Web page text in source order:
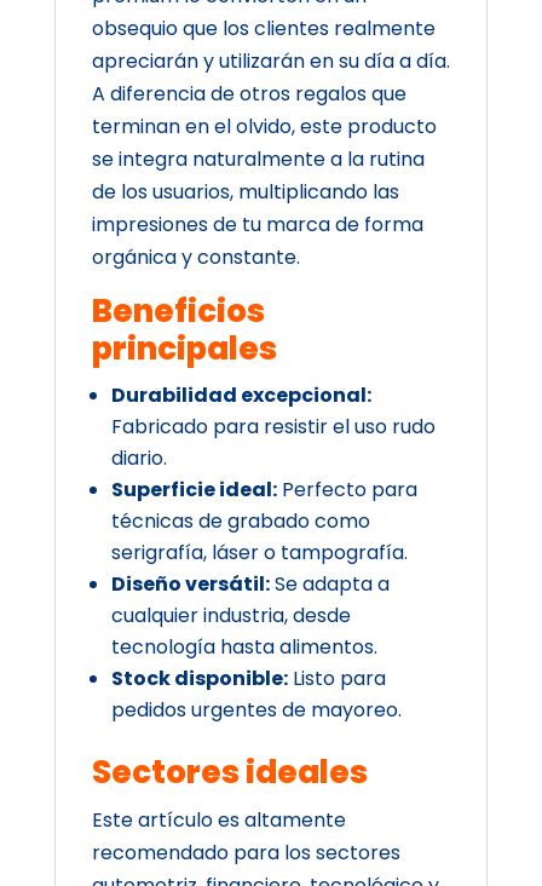
obsequio que los clientes realmente
apreciarán y utilizarán en su día a día.
A diferencia de otros regalos que
terminan en el olvido, este producto
se integra naturalmente a la rutina
de los usuarios, multiplicando las
impresiones de tu marca de forma
orgánica y constante.
Beneficios
principales
Durabilidad excepcional:
Fabricado para resistir el uso rudo
diario.
Superficie ideal:Perfecto para
técnicas de grabado como
serigrafía, láser o tampografía.
Diseño versátil:Se adapta a
cualquier industria, desde
tecnología hasta alimentos.
Stock disponible:Listo para
pedidos urgentes de mayoreo.
Sectores ideales
Este artículo es altamente
recomendado para los sectores